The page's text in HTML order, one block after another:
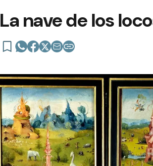
La nave de los